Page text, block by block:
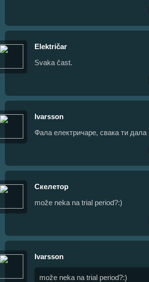
Električar
Svaka čast.
Ivarsson
Фала електричаре, свака ти дала
Скелетор
može neka na trial period?:)
Ivarsson
može neka na trial period?:)